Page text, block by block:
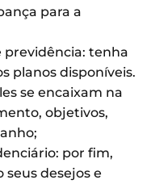
para a
previdência: tenha
planos disponíveis.
se encaixam na
objetivos,
por fim,
desejos e